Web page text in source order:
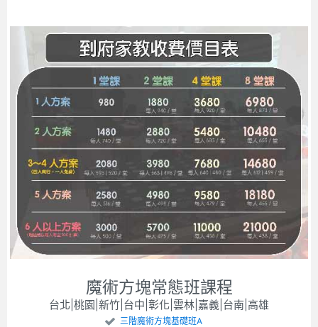
魔術方塊常態班課程
台北|桃園|新竹|台中|彰化|雲林|嘉義|台南|高雄
三階魔術方塊基礎班A